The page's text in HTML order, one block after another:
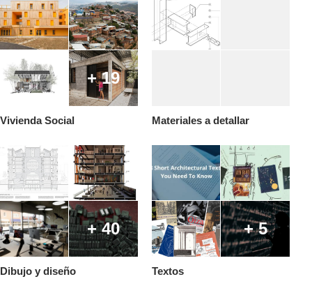
+ 19
Vivienda Social Materiales a detallar
+ 40
Dibujo y diseño
+ 5
Textos